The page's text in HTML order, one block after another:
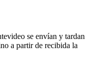
se envían y tardan
a partir de recibida la